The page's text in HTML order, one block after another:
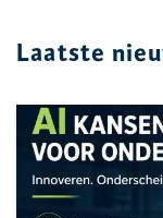
Laatste